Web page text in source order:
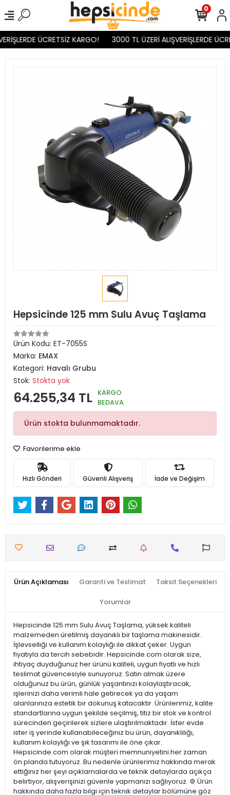
ÜCRETSİZ KARGO! 3000 TL ÜZERİ ALIŞVERİŞLERDE
0
Hepsicinde 125 mm Sulu Avuç Taşlama
Ürün Kodu: ET-7055S
Marka: EMAX
Kategori: Havalı Grubu
Stok: Stokta yok
64.255,34 TL KARGO
BEDAVA
Ürün stokta bulunmamaktadır.
Favorilerime ekle
Hızlı Gönderi Güvenli Alışveriş İade ve Değişim
Ürün Açıklaması Garanti ve Teslimat Taksit Seçenekleri
Yorumlar
Hepsicinde 125 mm Sulu Avuç Taşlama, yüksek kaliteli
malzemeden üretilmiş dayanıklı bir taşlama makinesidir.
İşlevselliği ve kullanım kolaylığı ile dikkat çeker. Uygun
fiyatıyla da tercih sebebidir. Hepsicinde.com olarak size,
ihtiyaç duyduğunuz her ürünü kaliteli, uygun fiyatlı ve hızlı
teslimat güvencesiyle sunuyoruz. Satın almak üzere
olduğunuz bu ürün, günlük yaşantınızı kolaylaştıracak,
işlerinizi daha verimli hale getirecek ya da yaşam
alanlarınıza estetik bir dokunuş katacaktır. Ürünlerimiz, kalite
standartlarına uygun şekilde seçilmiş, titiz bir stok ve kontrol
sürecinden geçirilerek sizlere ulaştırılmaktadır. İster evde
ister iş yerinde kullanabileceğiniz bu ürün, dayanıklılığı,
kullanım kolaylığı ve şık tasarımı ile öne çıkar.
Hepsicinde.com olarak müşteri memnuniyetini her zaman
ön planda tutuyoruz. Bu nedenle ürünlerimiz hakkında merak
ettiğiniz her şeyi açıklamalarda ve teknik detaylarda açıkça
belirtiyor, alışverişinizi güvenle yapmanızı sağlıyoruz. ⚙️ Ürün
hakkında daha fazla bilgi için teknik detaylar bölümüne göz